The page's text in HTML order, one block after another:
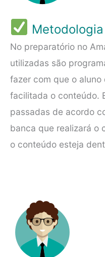
No preparatório no
utilizadas são
fazer com que o aluno
facilitada o conteúdo.
passadas de acordo
banca que realizará o
o conteúdo esteja